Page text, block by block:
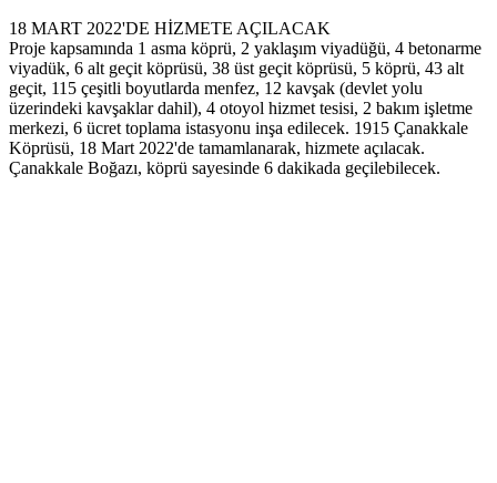
18 MART 2022'DE HİZMETE AÇILACAK
Proje kapsamında 1 asma köprü, 2 yaklaşım viyadüğü, 4 betonarme
viyadük, 6 alt geçit köprüsü, 38 üst geçit köprüsü, 5 köprü, 43 alt
geçit, 115 çeşitli boyutlarda menfez, 12 kavşak (devlet yolu
üzerindeki kavşaklar dahil), 4 otoyol hizmet tesisi, 2 bakım işletme
merkezi, 6 ücret toplama istasyonu inşa edilecek. 1915 Çanakkale
Köprüsü, 18 Mart 2022'de tamamlanarak, hizmete açılacak.
Çanakkale Boğazı, köprü sayesinde 6 dakikada geçilebilecek.